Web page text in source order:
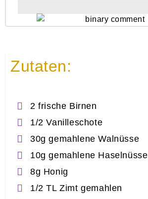
Zutaten:
2 frische Birnen
1/2 Vanilleschote
30g gemahlene Walnüsse
10g gemahlene Haselnüsse
8g Honig
1/2 TL Zimt gemahlen